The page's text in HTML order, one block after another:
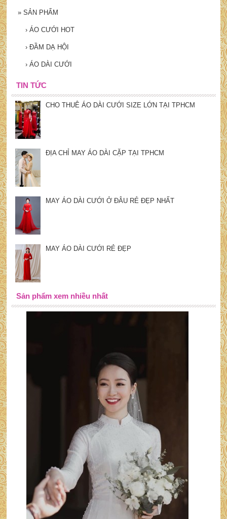
» SẢN PHẨM
› ÁO CƯỚI HOT
› ĐẦM DẠ HỘI
› ÁO DÀI CƯỚI
TIN TỨC
CHO THUÊ ÁO DÀI CƯỚI SIZE LỚN TẠI TPHCM
ĐỊA CHỈ MAY ÁO DÀI CẶP TẠI TPHCM
MAY ÁO DÀI CƯỚI Ở ĐÂU RẺ ĐẸP NHẤT
MAY ÁO DÀI CƯỚI RẺ ĐẸP
Sản phẩm xem nhiều nhất